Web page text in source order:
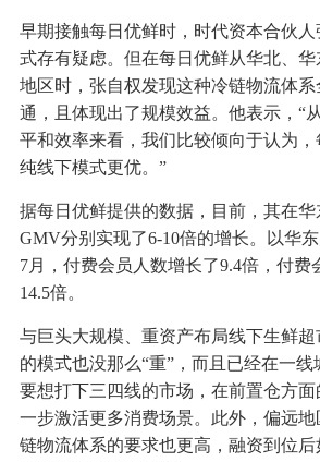
早期接触每日优鲜时，时代资本合伙
式存有疑虑。但在每日优鲜从华北、
地区时，张自权发现这种冷链物流体
通，且体现出了规模效益。他表示，“
平和效率来看，我们比较倾向于认为
纯线下模式更优。”
据每日优鲜提供的数据，目前，其在华
GMV分别实现了6-10倍的增长。以华
7月，付费会员人数增长了9.4倍，付费
14.5倍。
与巨头大规模、重资产布局线下生鲜
的模式也没那么“重”，而且已经在一线
要想打下三四线的市场，在前置仓方
一步激活更多消费场景。此外，偏远
链物流体系的要求也更高，融资到位